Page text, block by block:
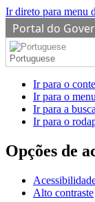
Ir direto para menu
Portal do
Portuguese
Ir para o
Ir para o menu
Ir para a busca
Ir para o
Opções de
Alto contraste